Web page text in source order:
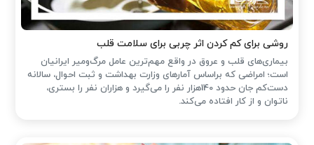
روشی برای کم کردن اثر چربی برای سلامت قلب
بیماری‌های قلب و عروق در واقع مهم‌ترین عامل مرگ‌ومیر ایرانیان
است؛ امراضی که براساس آمارهای وزارت بهداشت و ثبت احوال، سالانه
دست‌کم جان حدود 140هزار نفر را می‌گیرد و هزاران نفر را بستری،
ناتوان و از کار افتاده می‌کند.